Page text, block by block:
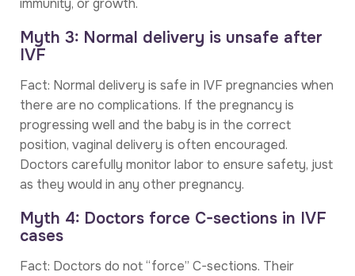
immunity, or growth.
Myth 3: Normal delivery is unsafe after
IVF
Fact: Normal delivery is safe in IVF pregnancies when
there are no complications. If the pregnancy is
progressing well and the baby is in the correct
position, vaginal delivery is often encouraged.
Doctors carefully monitor labor to ensure safety, just
as they would in any other pregnancy.
Myth 4: Doctors force C-sections in IVF
cases
Fact: Doctors do not “force” C-sections. Their